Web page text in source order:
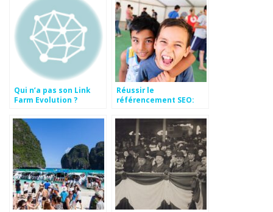
Qui n’a pas son Link
Farm Evolution ?
Réussir le
référencement SEO: